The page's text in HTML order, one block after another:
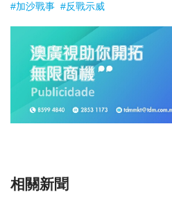
#加沙戰事 #反戰示威
相關新聞